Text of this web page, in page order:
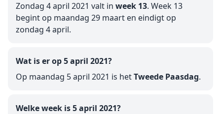
Zondag 4 april 2021 valt in week 13. Week 13
begint op maandag 29 maart en eindigt op
zondag 4 april.
Wat is er op 5 april 2021?
Op maandag 5 april 2021 is hetTweede Paasdag.
Welke week is 5 april 2021?